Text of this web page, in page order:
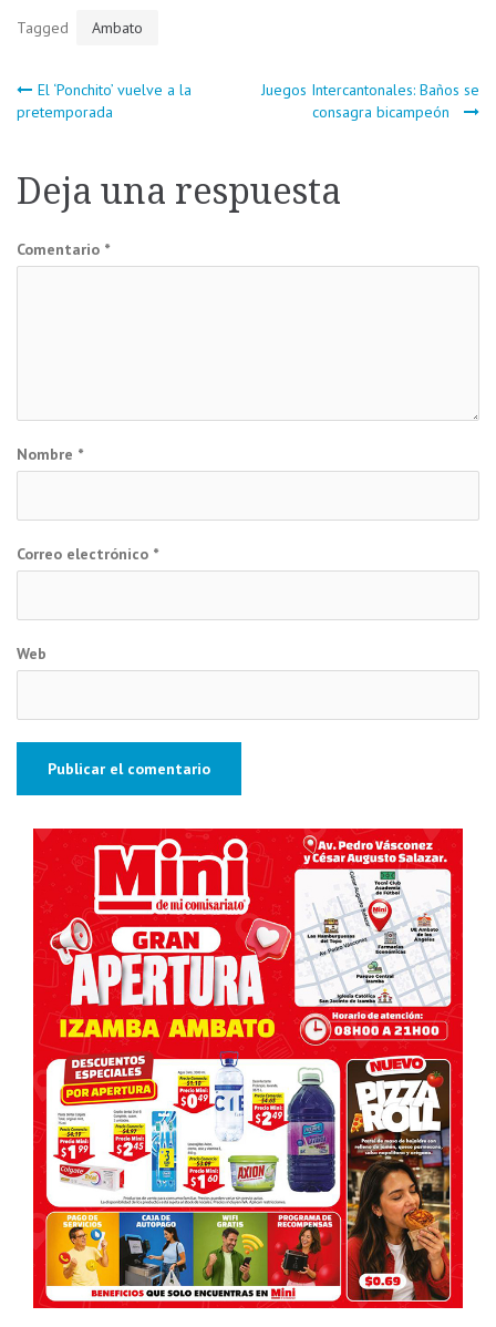
Tagged Ambato
Navegación
entradas
El ‘Ponchito’ vuelve a la
pretemporada
Juegos Intercantonales: Baños se
consagra bicampeón
Deja una respuesta
Comentario *
Nombre *
Correo electrónico *
Web